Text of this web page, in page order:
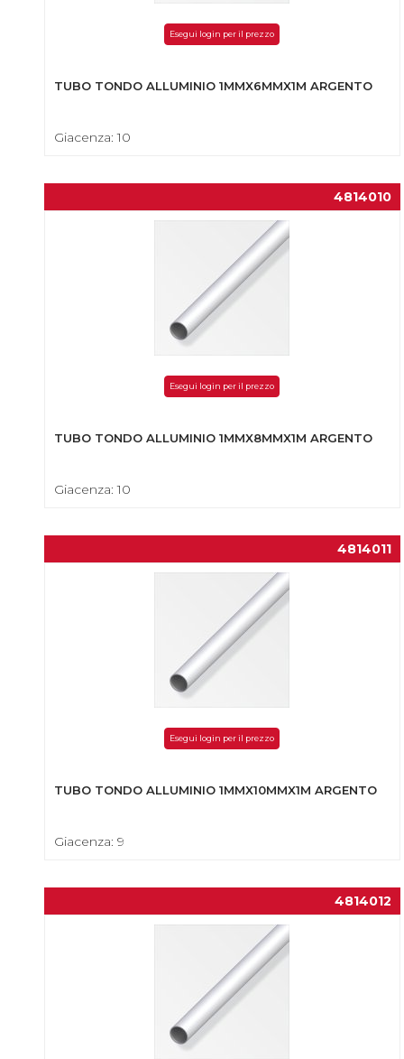
Esegui login per il prezzo
TUBO TONDO ALLUMINIO 1MMX6MMX1M ARGENTO
Giacenza: 10
4814010
Esegui login per il prezzo
TUBO TONDO ALLUMINIO 1MMX8MMX1M ARGENTO
Giacenza: 10
4814011
Esegui login per il prezzo
TUBO TONDO ALLUMINIO 1MMX10MMX1M ARGENTO
Giacenza: 9
4814012